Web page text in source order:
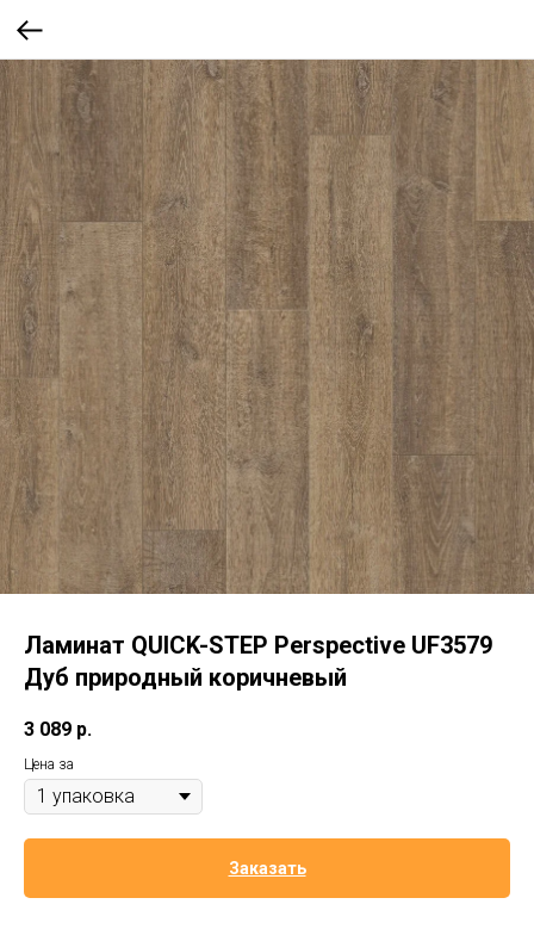
Ламинат QUICK-STEP Perspective UF3579
Дуб природный коричневый
3 089 р.
Цена за
Заказать